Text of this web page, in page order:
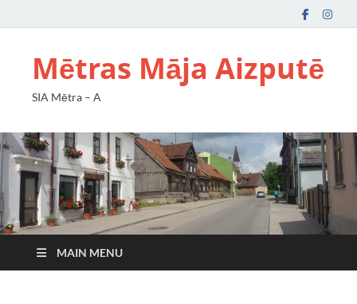
Mētras Māja Aizputē
SIA Mētra – A
MAIN MENU